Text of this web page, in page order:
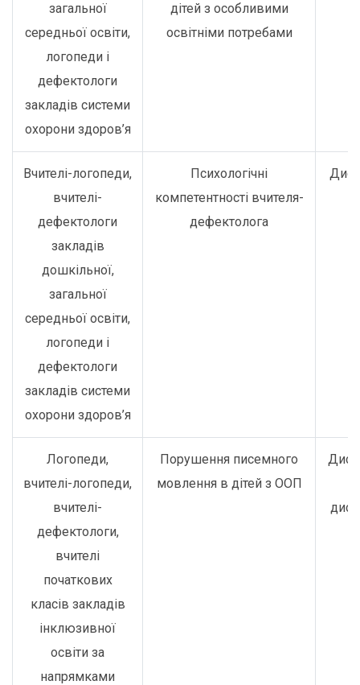
загальної
середньої освіти,
логопеди і
дефектологи
закладів системи
охорони здоров’я
дітей з особливими
освітніми потребами
Вчителі-логопеди,
вчителі-
дефектологи
закладів
дошкільної,
загальної
середньої освіти,
логопеди і
дефектологи
закладів системи
охорони здоров’я
Психологічні
компетентності вчителя-
дефектолога
Логопеди,
вчителі-логопеди,
вчителі-
дефектологи,
вчителі
початкових
класів закладів
інклюзивної
освіти за
напрямками
Порушення писемного
мовлення в дітей з ООП